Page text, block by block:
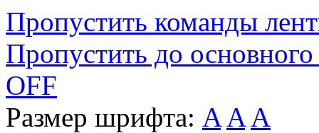
Пропустить команды
Пропустить до основного
OFF
Размер шрифта: A A A